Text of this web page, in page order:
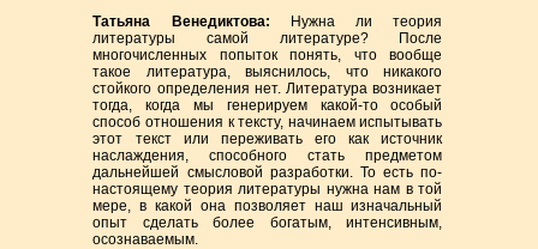
Татьяна Венедиктова: Нужна ли теория
литературы самой литературе? После
многочисленных попыток понять, что вообще
такое литература, выяснилось, что никакого
стойкого определения нет. Литература возникает
тогда, когда мы генерируем какой-то особый
способ отношения к тексту, начинаем испытывать
этот текст или переживать его как источник
наслаждения, способного стать предметом
дальнейшей смысловой разработки. То есть по-
настоящему теория литературы нужна нам в той
мере, в какой она позволяет наш изначальный
опыт сделать более богатым, интенсивным,
осознаваемым.